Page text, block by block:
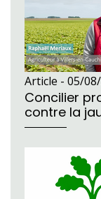
Article - 05/
Concilier
contre la